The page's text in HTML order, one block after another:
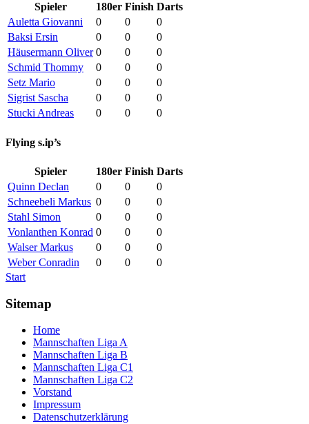
Spieler 180er Finish Darts
Auletta Giovanni
0 0
0
Baksi Ersin
0 0
0
Häusermann Oliver 0 0
0
Schmid Thommy
0 0
0
Setz Mario
0 0
0
Sigrist Sascha
0 0
0
Stucki Andreas
0 0 0
Flying s.ip’s
Spieler 180er Finish Darts
Quinn Declan
0 0
0
Schneebeli Markus 0 0
0
Stahl Simon
0 0
0
Vonlanthen Konrad 0 0
0
Walser Markus
0 0
0
Weber Conradin
0 0
0
Start
Sitemap
Home
Mannschaften Liga A
Mannschaften Liga B
Mannschaften Liga C1
Mannschaften Liga C2
Vorstand
Impressum
Datenschutzerklärung